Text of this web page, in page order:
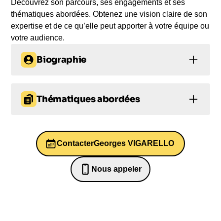
Découvrez son parcours, ses engagements et ses
thématiques abordées. Obtenez une vision claire de son
expertise et de ce qu’elle peut apporter à votre équipe ou
votre audience.
Biographie
universitaire accompli
incontournable dans le domaine de l’histoire des
représentations et pratiques du corps. Sorti de
l’Ecole normale supérieure d’éducation physique
en 1963, il devient agrégé de philosophie en 1968
et présente une thèse de doctorat d’Etat des lettres
Thématiques abordées
Santé mentale Santé mentale
Santé mentale Santé mentale
ContacterGeorges VIGARELLO
Nous appeler
0652698481